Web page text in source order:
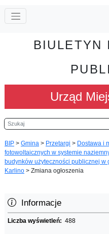
BIULETYN
Urząd
Szukaj
BIP > Gmina > Przetargi > Dostawa i
fotowoltaicznych w systemie
budynków użyteczności publicznej w
Karlino > Zmiana ogłoszenia
Informacje
Liczba wyświetleń: 488